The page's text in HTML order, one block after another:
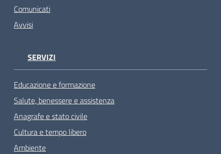
Comunicati
Avvisi
SERVIZI
Educazione e formazione
Salute, benessere e assistenza
Anagrafe e stato civile
Cultura e tempo libero
Ambiente